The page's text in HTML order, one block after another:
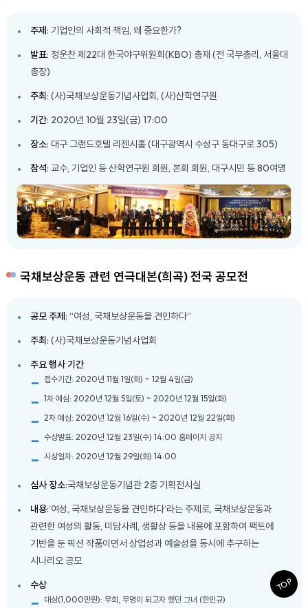
주제 : 기업인의 사회적 책임, 왜 중요한가?
발표: 정운찬 제22대 한국야구위원회(KBO) 총재 (전 국무총리, 서울대
총장)
주최 : (사)국채보상운동기념사업회, (사)산학연구원
기간: 2020년 10월 23일(금) 17:00
장소: 대구 그랜드호텔 리젠시홀 (대구광역시 수성구 동대구로 305)
참석: 교수, 기업인 등 산학연구원 회원, 본회 회원, 대구시민 등 80여명
국채보상운동 관련 연극대본(희곡) 전국 공모전
공모 주제: “여성, 국채보상운동을 견인하다”
주최: (사)국채보상운동기념사업회
주요 행사 기간
접수기간: 2020년 11월 1일(화) ~ 12월 4일(금)
1차 예심: 2020년 12월 5일(토) ~ 2020년 12월 15일(화)
2차 예심: 2020년 12월 16일(수) ~ 2020년 12월 22일(화)
수상발표: 2020년 12월 23일(수) 14:00 홈페이지 공지
시상일자: 2020년 12월 29일(화) 14:00
심사 장소:국채보상운동기념관 2층 기획전시실
내용:‘여성, 국채보상운동을 견인하다’라는 주제로, 국채보상운동과
관련한 여성의 활동, 미담사례, 생활상 등을 내용에 포함하여 팩트에
기반을 둔 픽션 작품이면서 상업성과 예술성을 동시에 추구하는
시나리오 공모
수상
대상(1,000만원): 무희, 무명이 되고자 했던 그녀 (한민규)
TOP